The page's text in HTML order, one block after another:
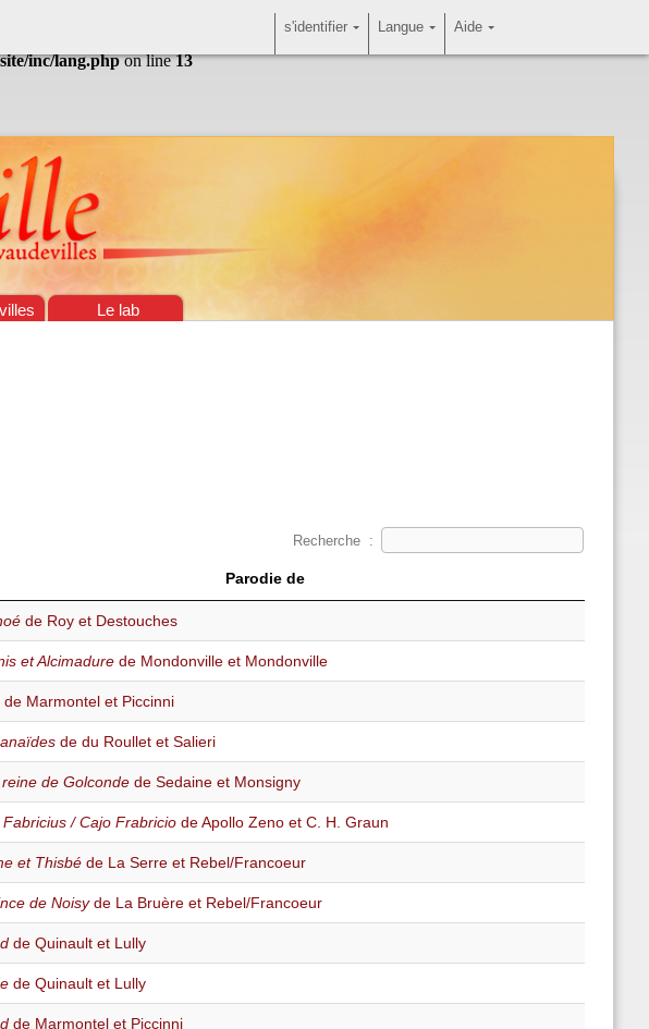
inc/lang.phpon line13
Le lab
Recherche :
Parodie de
de Roy et Destouches
et Alcimadure de Mondonville et Mondonville
de Marmontel et Piccinni
de du Roullet et Salieri
de Golconde de Sedaine et Monsigny
Fabricius / Cajo Frabricio de Apollo Zeno et C. H. Graun
et Thisbé de La Serre et Rebel/Francoeur
de Noisyde La Bruère et Rebel/Francoeur
de Quinault et Lully
de Quinault et Lully
de Marmontel et Piccinni
Aide
Langue
s'identifier